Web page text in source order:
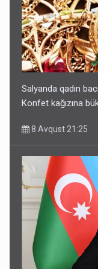
Salyanda qadın
Konfet kağızına
8 Avqust 21:25